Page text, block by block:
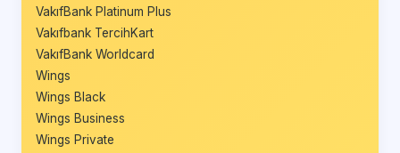
VakıfBank Platinum Plus
Vakıfbank TercihKart
VakıfBank Worldcard
Wings
Wings Black
Wings Business
Wings Private